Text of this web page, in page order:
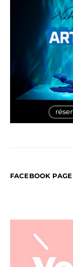
FACEBOOK PAGE